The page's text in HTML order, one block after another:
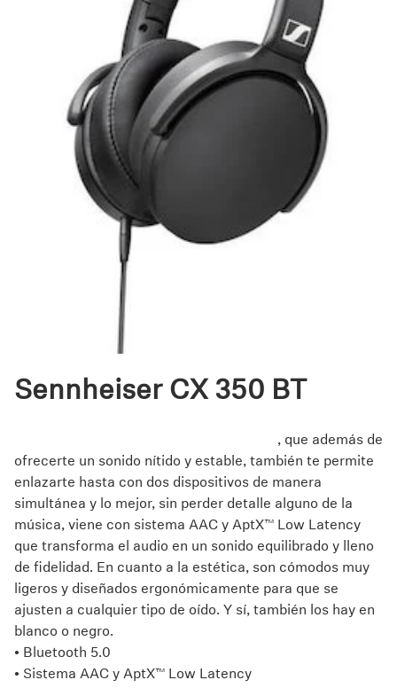
Sennheiser CX 350 BT
, que además de
ofrecerte un sonido nítido y estable, también te permite
enlazarte hasta con dos dispositivos de manera
simultánea y lo mejor, sin perder detalle alguno de la
música, viene con sistema AAC y AptX™ Low Latency
que transforma el audio en un sonido equilibrado y lleno
de fidelidad. En cuanto a la estética, son cómodos muy
ligeros y diseñados ergonómicamente para que se
ajusten a cualquier tipo de oído. Y sí, también los hay en
blanco o negro.
• Bluetooth 5.0
• Sistema AAC y AptX™ Low Latency